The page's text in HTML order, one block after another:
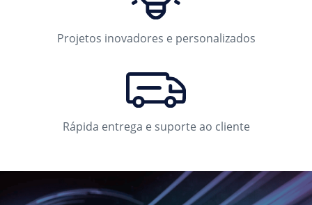
Projetos inovadores e personalizados
Rápida entrega e suporte ao cliente